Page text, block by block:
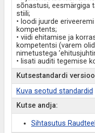
sõnastusi, eesmärgiga
stiili;
• loodi juurde
kompetents;
• viidi ehitamise ja
kompetentsi (varem
nimetustega
• lisati auditi tegemise
Kutsestandardi
Kuva seotud standardid
Kutse andja:
Sihtasutus